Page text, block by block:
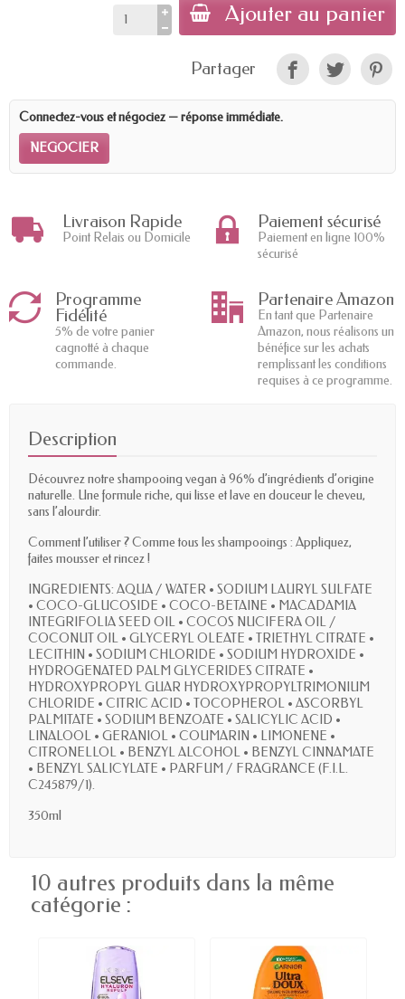
Ajouter au panier
Partager
Connectez-vous et négociez — réponse immédiate.
NEGOCIER
Livraison Rapide
Point Relais ou Domicile
Paiement sécurisé
Paiement en ligne 100%
sécurisé
Programme
Fidélité
5% de votre panier
cagnotté à chaque
commande.
Partenaire Amazon
En tant que Partenaire
Amazon, nous réalisons un
bénéfice sur les achats
remplissant les conditions
requises à ce programme.
Description
Découvrez notre shampooing vegan à 96% d’ingrédients d’origine
naturelle. Une formule riche, qui lisse et lave en douceur le cheveu,
sans l’alourdir.
Comment l’utiliser ? Comme tous les shampooings : Appliquez,
faites mousser et rincez !
INGREDIENTS: AQUA / WATER • SODIUM LAURYL SULFATE
• COCO-GLUCOSIDE • COCO-BETAINE • MACADAMIA
INTEGRIFOLIA SEED OIL • COCOS NUCIFERA OIL /
COCONUT OIL • GLYCERYL OLEATE • TRIETHYL CITRATE •
LECITHIN • SODIUM CHLORIDE • SODIUM HYDROXIDE •
HYDROGENATED PALM GLYCERIDES CITRATE •
HYDROXYPROPYL GUAR HYDROXYPROPYLTRIMONIUM
CHLORIDE • CITRIC ACID • TOCOPHEROL • ASCORBYL
PALMITATE • SODIUM BENZOATE • SALICYLIC ACID •
LINALOOL • GERANIOL • COUMARIN • LIMONENE •
CITRONELLOL • BENZYL ALCOHOL • BENZYL CINNAMATE
• BENZYL SALICYLATE • PARFUM / FRAGRANCE (F.I.L.
C245879/1).
350ml
10 autres produits dans la même
catégorie :